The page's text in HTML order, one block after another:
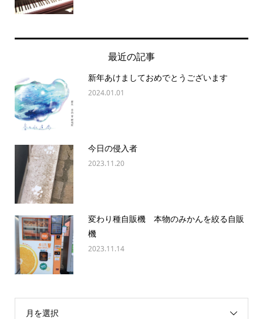
最近の記事
新年あけましておめでとうございます
2024.01.01
今日の侵入者
2023.11.20
変わり種自販機 本物のみかんを絞る自販
機
2023.11.14
月を選択